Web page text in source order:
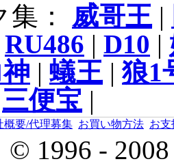
： 威哥王 |
RU486 | D10 |
| 蟻王 |狼1
三便宝 |
概要/代理募集 お買い物方法 お支
1996 -